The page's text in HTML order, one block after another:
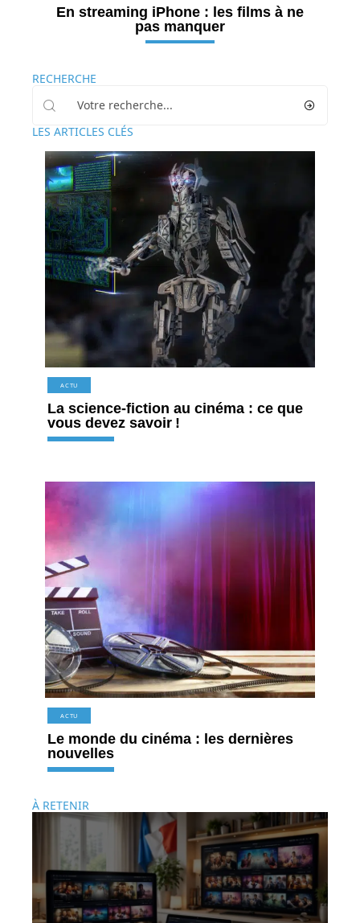
En streaming iPhone : les films à ne
pas manquer
RECHERCHE
LES ARTICLES CLÉS
ACTU
La science-fiction au cinéma : ce que
vous devez savoir !
ACTU
Le monde du cinéma : les dernières
nouvelles
À RETENIR